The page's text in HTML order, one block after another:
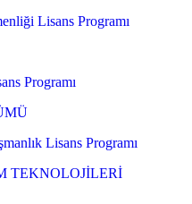
Lisans Programı
Programı
Lisans Programı
TEKNOLOJİLERİ